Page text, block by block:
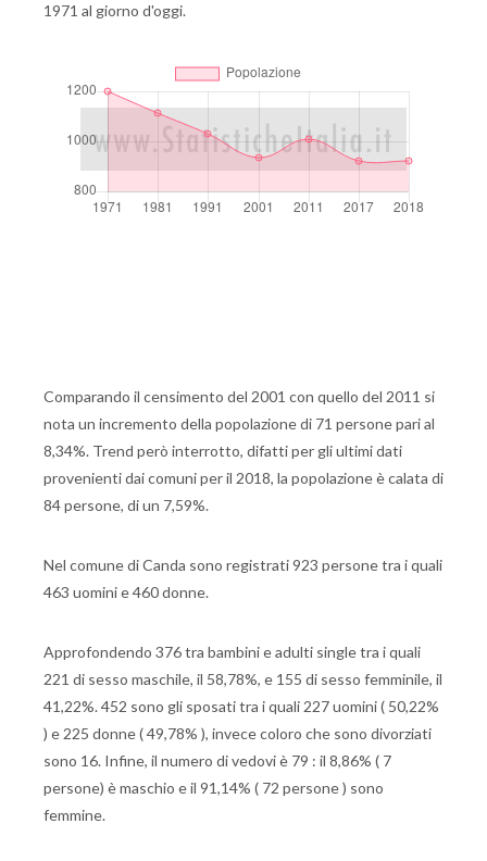
1971 al giorno d'oggi.
Comparando il censimento del 2001 con quello del 2011 si
nota un incremento della popolazione di 71 persone pari al
8,34%. Trend però interrotto, difatti per gli ultimi dati
provenienti dai comuni per il 2018, la popolazione è calata di
84 persone, di un 7,59%.
Nel comune di Canda sono registrati 923 persone tra i quali
463 uomini e 460 donne.
Approfondendo 376 tra bambini e adulti single tra i quali
221 di sesso maschile, il 58,78%, e 155 di sesso femminile, il
41,22%. 452 sono gli sposati tra i quali 227 uomini ( 50,22%
) e 225 donne ( 49,78% ), invece coloro che sono divorziati
sono 16. Infine, il numero di vedovi è 79 : il 8,86% ( 7
persone) è maschio e il 91,14% ( 72 persone ) sono
femmine.